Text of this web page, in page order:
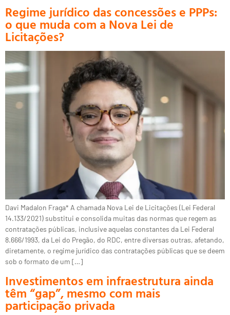
Regime jurídico das concessões e PPPs:
o que muda com a Nova Lei de
Licitações?
Davi Madalon Fraga* A chamada Nova Lei de Licitações (Lei Federal
14.133/2021) substitui e consolida muitas das normas que regem as
contratações públicas, inclusive aquelas constantes da Lei Federal
8.666/1993, da Lei do Pregão, do RDC, entre diversas outras, afetando,
diretamente, o regime jurídico das contratações públicas que se deem
sob o formato de um […]
Investimentos em infraestrutura ainda
têm “gap”, mesmo com mais
participação privada